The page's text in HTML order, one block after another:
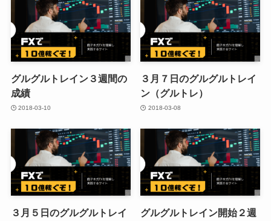
グルグルトレイン３週間の
成績
2018-03-10
３月７日のグルグルトレイ
ン（グルトレ）
2018-03-08
３月５日のグルグルトレイ
グルグルトレイン開始２週